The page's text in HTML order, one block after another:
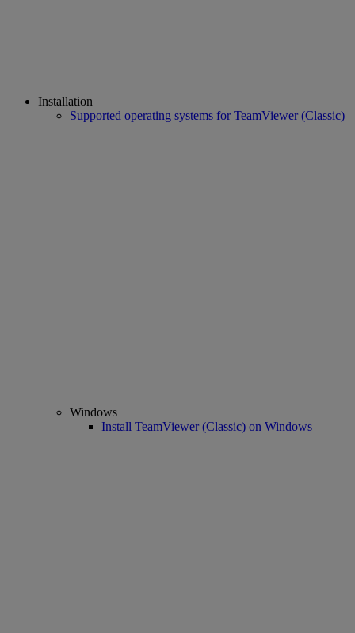
Installation
Supported operating systems for TeamViewer (Classic)
Windows
Install TeamViewer (Classic) on Windows